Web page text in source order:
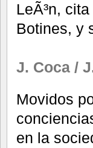
LeÃ³n,
Botines, y
J. Coca /
Movidos
en la